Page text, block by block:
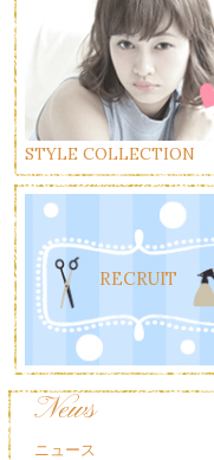
STYLE COLLECTION
RECRUIT
News
ニュース